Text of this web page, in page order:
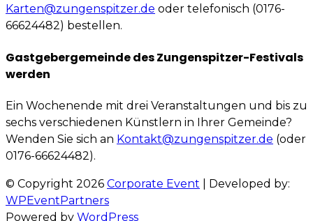
Karten@zungenspitzer.de oder telefonisch (0176-
66624482) bestellen.
Gastgebergemeinde des Zungenspitzer-Festivals
werden
Ein Wochenende mit drei Veranstaltungen und bis zu
sechs verschiedenen Künstlern in Ihrer Gemeinde?
Wenden Sie sich an Kontakt@zungenspitzer.de (oder
0176-66624482).
© Copyright 2026 Corporate Event | Developed by:
WPEventPartners
Powered by WordPress